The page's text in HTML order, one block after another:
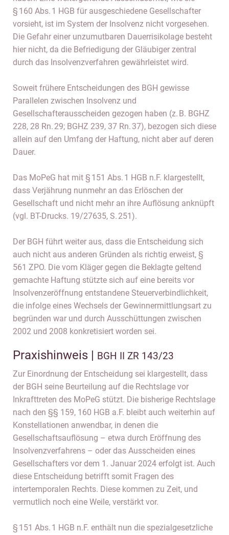
§ 160 Abs. 1 HGB für ausgeschiedene Gesellschafter
vorsieht, ist im System der Insolvenz nicht vorgesehen.
Die Gefahr einer unzumutbaren Dauerrisikolage besteht
hier nicht, da die Befriedigung der Gläubiger zentral
durch das Insolvenzverfahren gewährleistet wird.
Soweit frühere Entscheidungen des BGH gewisse
Parallelen zwischen Insolvenz und
Gesellschafterausscheiden gezogen haben (z. B. BGHZ
228, 28 Rn. 29; BGHZ 239, 37 Rn. 37), bezogen sich diese
allein auf den Umfang der Haftung, nicht aber auf deren
Dauer.
Das MoPeG hat mit § 151 Abs. 1 HGB n.F. klargestellt,
dass Verjährung nunmehr an das Erlöschen der
Gesellschaft und nicht mehr an ihre Auflösung anknüpft
(vgl. BT-Drucks. 19/27635, S. 251).
Der BGH führt weiter aus, dass die Entscheidung sich
auch nicht aus anderen Gründen als richtig erweist, §
561 ZPO. Die vom Kläger gegen die Beklagte geltend
gemachte Haftung stützte sich auf eine bereits vor
Insolvenzeröffnung entstandene Steuerverbindlichkeit,
die infolge eines Wechsels der Gewinnermittlungsart zu
begründen war und durch Ausschüttungen zwischen
2002 und 2008 konkretisiert worden sei.
Praxishinweis | BGH II ZR 143/23
Zur Einordnung der Entscheidung sei klargestellt, dass
der BGH seine Beurteilung auf die Rechtslage vor
Inkrafttreten des MoPeG stützt. Die bisherige Rechtslage
nach den §§ 159, 160 HGB a.F. bleibt auch weiterhin auf
Konstellationen anwendbar, in denen die
Gesellschaftsauflösung – etwa durch Eröffnung des
Insolvenzverfahrens – oder das Ausscheiden eines
Gesellschafters vor dem 1. Januar 2024 erfolgt ist. Auch
diese Entscheidung betrifft somit Fragen des
intertemporalen Rechts. Diese kommen zu Zeit, und
vermutlich noch eine Weile, verstärkt vor.
§ 151 Abs. 1 HGB n.F. enthält nun die spezialgesetzliche